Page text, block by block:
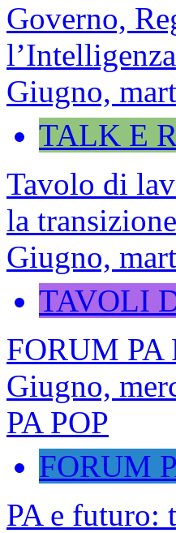
Governo,
Giugno,
TALK E
Tavolo di
la
Giugno,
TAVOLI
FORUM PA
Giugno,
PA POP
FORUM
PA e futuro: